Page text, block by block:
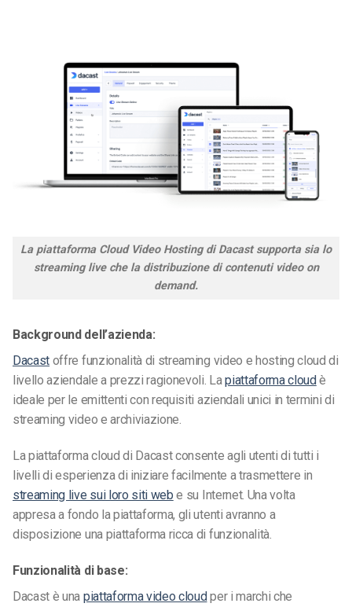
La piattaforma Cloud Video Hosting di Dacast supporta sia lo
streaming live che la distribuzione di contenuti video on
demand.
Background dell’azienda:
Dacast offre funzionalità di streaming video e hosting cloud di
livello aziendale a prezzi ragionevoli. Lapiattaforma cloud è
ideale per le emittenti con requisiti aziendali unici in termini di
streaming video e archiviazione.
La piattaforma cloud di Dacast consente agli utenti di tutti i
livelli di esperienza di iniziare facilmente a trasmettere in
streaming live sui loro siti web e su Internet. Una volta
appresa a fondo la piattaforma, gli utenti avranno a
disposizione una piattaforma ricca di funzionalità.
Funzionalità di base:
Dacast è una piattaforma video cloudper i marchi che